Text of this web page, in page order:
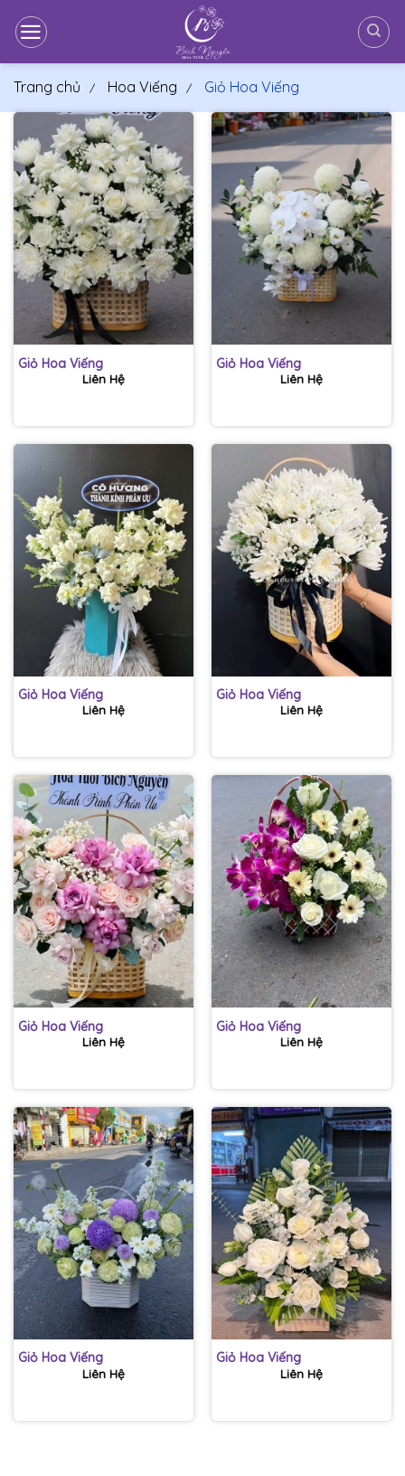
qua
Trang chủ Hoa Viếng Giỏ Hoa Viếng
Giỏ Hoa Viếng
Liên Hệ
Giỏ Hoa Viếng
Liên Hệ
Giỏ Hoa Viếng
Liên Hệ
Giỏ Hoa Viếng
Liên Hệ
Giỏ Hoa Viếng
Liên Hệ
Giỏ Hoa Viếng
Liên Hệ
Giỏ Hoa Viếng
Liên Hệ
Giỏ Hoa Viếng
Liên Hệ